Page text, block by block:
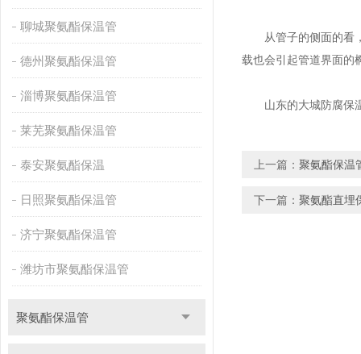
聊城聚氨酯保温管
德州聚氨酯保温管
淄博聚氨酯保温管
莱芜聚氨酯保温管
泰安聚氨酯保温
日照聚氨酯保温管
济宁聚氨酯保温管
潍坊市聚氨酯保温管
聚氨酯保温管
从管子的侧面的看，
载也会引起管道界面的
山东的大城防腐保温
上一篇： 聚氨酯保温
下一篇： 聚氨酯直埋